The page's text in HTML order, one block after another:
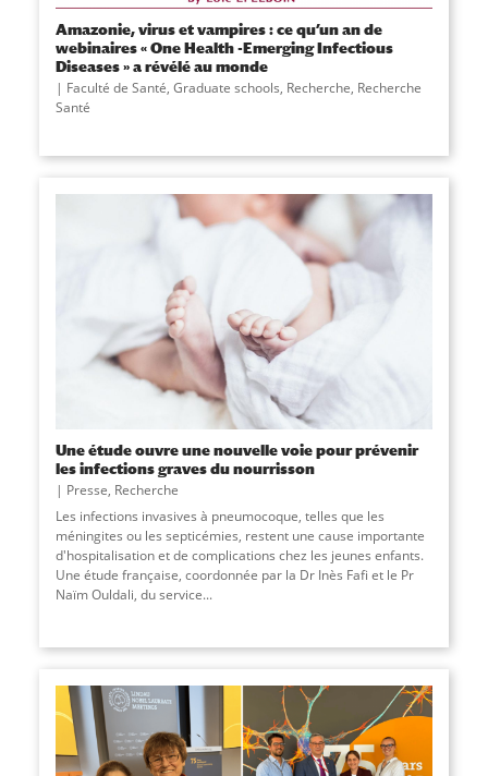
Amazonie, virus et vampires : ce qu’un an de
webinaires « One Health -Emerging Infectious
Diseases » a révélé au monde
Faculté de Santé, Graduate schools, Recherche, Recherche
Santé
Une étude ouvre une nouvelle voie pour prévenir
les infections graves du nourrisson
Presse, Recherche
Les infections invasives à pneumocoque, telles que les
méningites ou les septicémies, restent une cause importante
d'hospitalisation et de complications chez les jeunes enfants.
Une étude française, coordonnée par la Dr Inès Fafi et le Pr
Naïm Ouldali, du service...